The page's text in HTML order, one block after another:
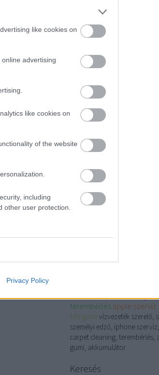
like cookies on
advertising
like cookies on
of the website
including
other user protection.
Privacy Policy
vendégek jönnek, ültesd őket
aztán csapjatok le egy
asztalnál.
Hová menj, ha beleestél a
) – illatmintát ugyan nem
garantáltan fenyőerdő-
Kezdj el ma: válaszd a
helyet akocsibeálló alatt,
babzsakot. A lényeg: élvezd
finomságot, és persze a
Villanyszerelés
Használtautó és
Veresegyháza.
vízvezeték szerelő,
személyi edző,
vízvezeték szerelő,
edző, iphone szervíz,
cleaning, terembérlés, apple
akkumulátor
iphone
szerelőcarpet cleaning
terembérlésapple szervíz
téli gumi vízvezeték szerelő,
személyi edző, iphone
carpet cleaning, terembérlés,
gumi, akkumulátor
Keresés